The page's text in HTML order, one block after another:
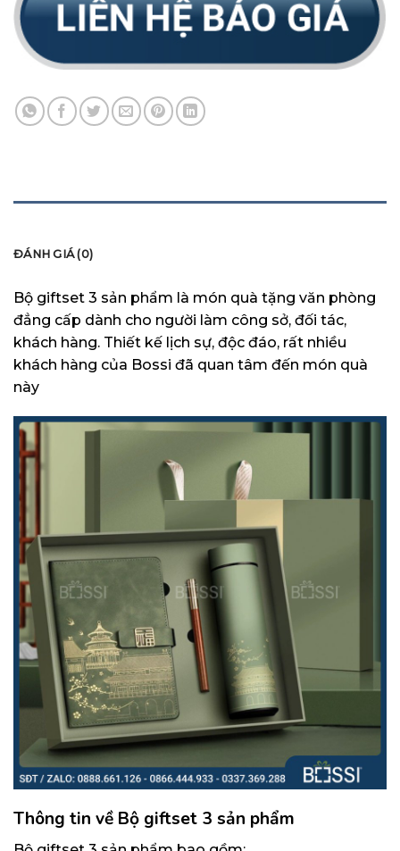
ĐÁNH GIÁ (0)
Bộ giftset 3 sản phẩm là món quà tặng văn phòng
đẳng cấp dành cho người làm công sở, đối tác,
khách hàng. Thiết kế lịch sự, độc đáo, rất nhiều
khách hàng của Bossi đã quan tâm đến món quà
này
Thông tin về Bộ giftset 3 sản phẩm